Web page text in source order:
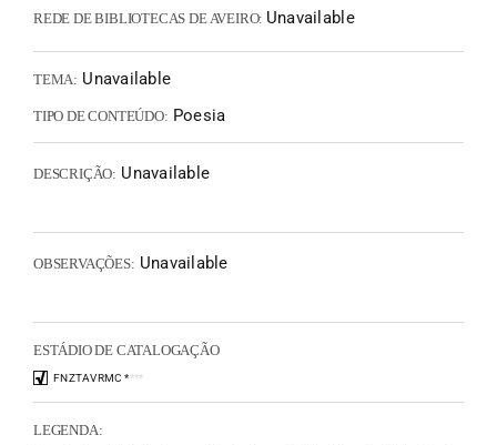
REDE DE BIBLIOTECAS DE AVEIRO: Unavailable
TEMA: Unavailable
TIPO DE CONTEÚDO: Poesia
DESCRIÇÃO: Unavailable
OBSERVAÇÕES: Unavailable
ESTÁDIO DE CATALOGAÇÃO
FNZTAVRMC ****
LEGENDA: